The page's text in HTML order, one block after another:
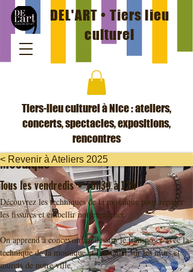
DEL'ART • Tiers lieu
culturel
Tiers-lieu culturel à Nice : ateliers,
concerts, spectacles, expositions,
rencontres
< Revenir à Ateliers 2025
Mosaïque
Tous les vendredis • 10h30 à 12h
Découvrez les techniques de la mosaïque pour réparer
les fissures et embellir notre quartier.
On apprend à concevoir un dessin, le transposer avec la
technique de la mosaïque et l'installer sur les murs et
murets de notre ville.